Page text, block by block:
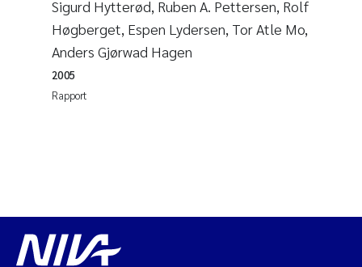
Sigurd Hytterød, Ruben A. Pettersen, Rolf
Høgberget, Espen Lydersen, Tor Atle Mo,
Anders Gjørwad Hagen
Rapport
2005